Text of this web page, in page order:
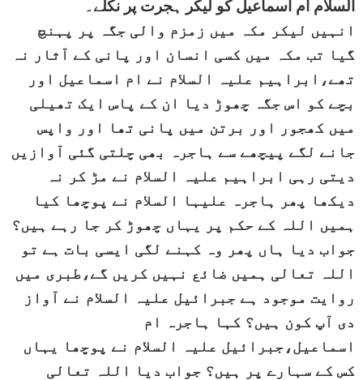
السلام ام اسماعیل کو لیکر ہجرت پر نکلے۔
انہیں لیکر مکہ میں زمزم والی جگہ پر پہنچ
گیا تب مکہ میں کسی انسان اور پانی کے آثار نہ
تھے،ابراہیم علیہ السلام نے ام اسماعیل اور
بچے کو اس جگہ چھوڑ دیا ان کے پاس ایک تھیلی
میں کھجور اور برتن میں پانی تھا اور واپس
جانے لگے پیچھے سے ہاجرہ بھی چلتی گئی آوازیں
دیتی رہی ابراہیم علیہ السلام نے مڑ کر نہ
دیکھا پھر ہاجرہ علیہا السلام نے پوچھا کیا
ہمیں اللہ کے حکم پر یہاں چھوڑ کر جا رہے ہیں؟
جواب دیا ہاں پھر وہ کہنے لگی ایسی بات ہے تو
اللہ تعالی ہمیں ضائع نہیں کریں گے،طبری میں
روایت موجود ہے جبرائیل علیہ السلام نے آواز
دی آپ کون ہیں؟ کہا ہاجرہ ام
اسماعیل،جبرائیل علیہ السلام نے پوچھا یہاں
کس کے سہارے پر ہیں؟ جواب دیا اللہ تعالی